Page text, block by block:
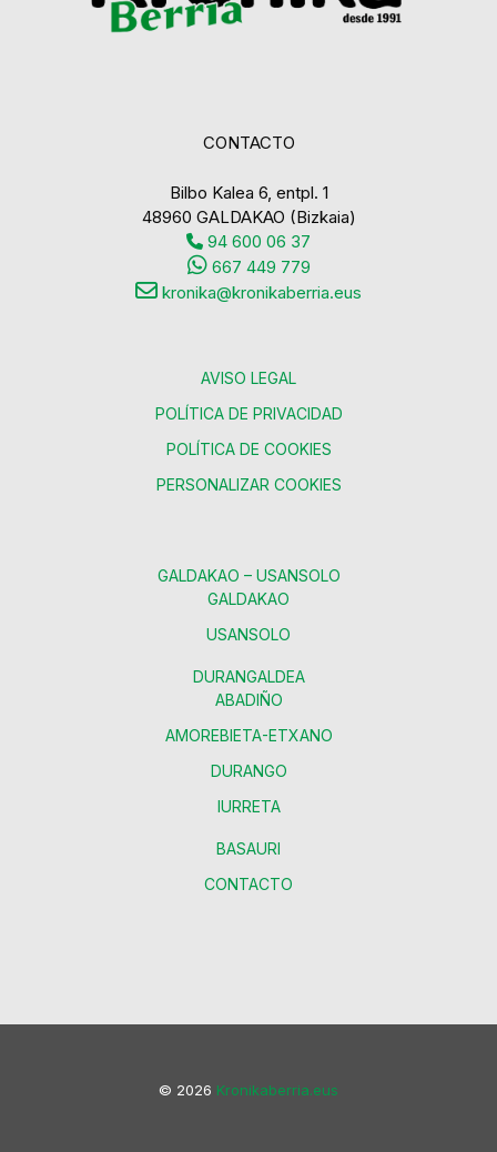
CONTACTO
Bilbo Kalea 6, entpl. 1
48960 GALDAKAO (Bizkaia)
94 600 06 37
667 449 779
kronika@kronikaberria.eus
AVISO LEGAL
POLÍTICA DE PRIVACIDAD
POLÍTICA DE COOKIES
PERSONALIZAR COOKIES
GALDAKAO – USANSOLO
GALDAKAO
USANSOLO
DURANGALDEA
ABADIÑO
AMOREBIETA-ETXANO
DURANGO
IURRETA
BASAURI
CONTACTO
© 2026 Kronikaberria.eus